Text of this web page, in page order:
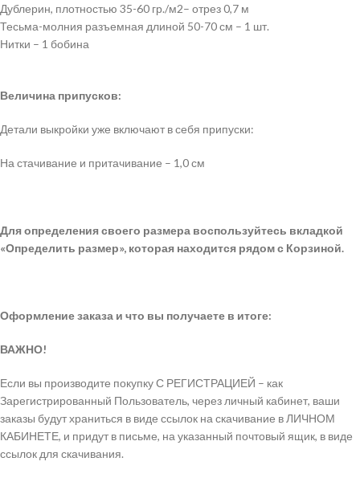
Дублерин, плотностью 35-60 гр./м2– отрез 0,7 м
Тесьма-молния разъемная длиной 50-70 см – 1 шт.
Нитки – 1 бобина
Величина припусков:
Детали выкройки уже включают в себя припуски:
На стачивание и притачивание – 1,0 см
Для определения своего размера воспользуйтесь вкладкой
«Определить размер», которая находится рядом с Корзиной.
Оформление заказа и что вы получаете в итоге:
ВАЖНО!
Если вы производите покупку С РЕГИСТРАЦИЕЙ – как
Зарегистрированный Пользователь, через личный кабинет, ваши
заказы будут храниться в виде ссылок на скачивание в ЛИЧНОМ
КАБИНЕТЕ, и придут в письме, на указанный почтовый ящик, в виде
ссылок для скачивания.